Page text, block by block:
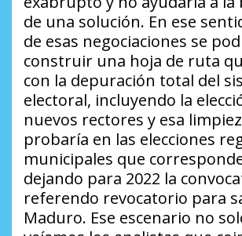
de una solución. En ese
de esas negociaciones se
construir una hoja de ruta
con la depuración total del
electoral, incluyendo la
nuevos rectores y esa
probaría en las elecciones
municipales que
dejando para 2022 la
referendo revocatorio para
Maduro. Ese escenario no